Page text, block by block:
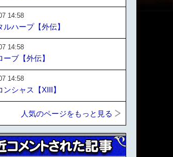
14:58
ルハープ【外伝】
14:58
ーブ【外伝】
14:58
ンシャス【XIII】
人気のページをもっと見る